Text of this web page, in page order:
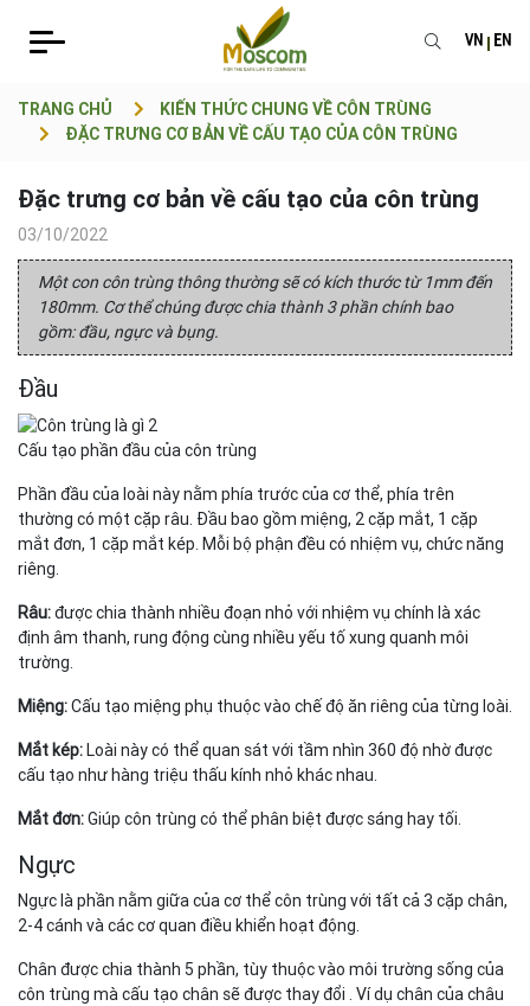
VN EN
TRANG CHỦ
KIẾN THỨC CHUNG VỀ CÔN TRÙNG
ĐẶC TRƯNG CƠ BẢN VỀ CẤU TẠO CỦA CÔN TRÙNG
Đặc trưng cơ bản về cấu tạo của côn trùng
03/10/2022
Một con côn trùng thông thường sẽ có kích thước từ 1mm đến
180mm. Cơ thể chúng được chia thành 3 phần chính bao
gồm: đầu, ngực và bụng.
Đầu
Cấu tạo phần đầu của côn trùng
Phần đầu của loài này nằm phía trước của cơ thể, phía trên
thường có một cặp râu. Đầu bao gồm miệng, 2 cặp mắt, 1 cặp
mắt đơn, 1 cặp mắt kép. Mỗi bộ phận đều có nhiệm vụ, chức năng
riêng.
Râu:được chia thành nhiều đoạn nhỏ với nhiệm vụ chính là xác
định âm thanh, rung động cùng nhiều yếu tố xung quanh môi
trường.
Miệng:Cấu tạo miệng phụ thuộc vào chế độ ăn riêng của từng loài.
Mắt kép:Loài này có thể quan sát với tầm nhìn 360 độ nhờ được
cấu tạo như hàng triệu thấu kính nhỏ khác nhau.
Mắt đơn:Giúp côn trùng có thể phân biệt được sáng hay tối.
Ngực
Ngực là phần nằm giữa của cơ thể côn trùng với tất cả 3 cặp chân,
2-4 cánh và các cơ quan điều khiển hoạt động.
Chân được chia thành 5 phần, tùy thuộc vào môi trường sống của
côn trùng mà cấu tạo chân sẽ được thay đổi . Ví dụ chân của châu